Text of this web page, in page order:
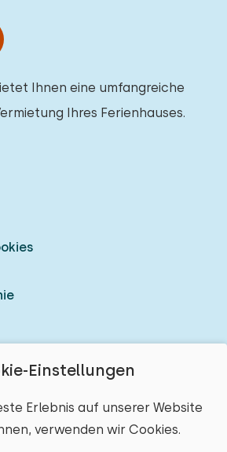
Einstellungen
Erlebnis auf unserer Website
verwenden wir Cookies.
Ihnen eine umfangreiche
Ihres Ferienhauses.
(eingetragene Marke)